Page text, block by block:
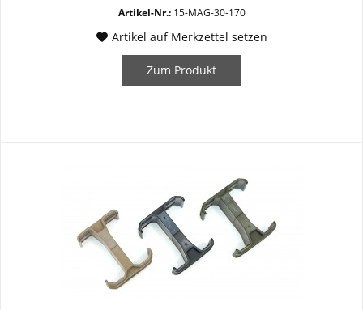
Artikel-Nr.:15-MAG-30-170
Artikel auf Merkzettel setzen
Zum Produkt